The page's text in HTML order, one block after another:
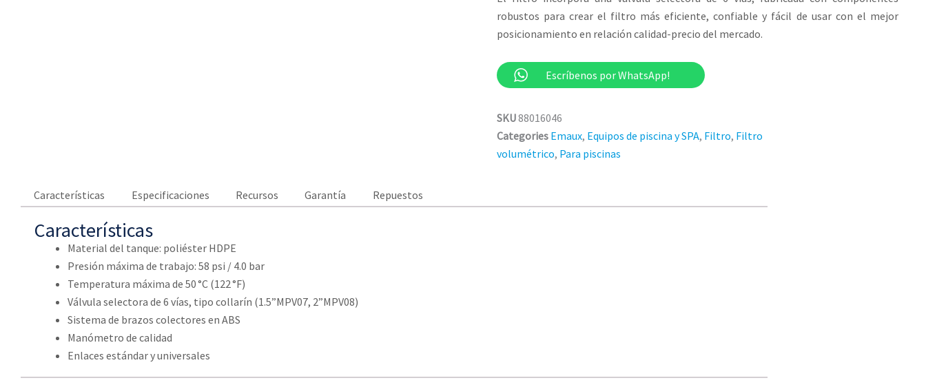
robustos para crear el filtro más eficiente, confiable y fácil de usar con el mejor
posicionamiento en relación calidad-precio del mercado.
Escríbenos por WhatsApp!
SKU88016046
Categories Emaux, Equipos de piscina y SPA, Filtro, Filtro
volumétrico, Para piscinas
Características Especificaciones Recursos Garantía Repuestos
Características
Material del tanque: poliéster HDPE
Presión máxima de trabajo: 58 psi / 4.0 bar
Temperatura máxima de 50 °C (122 °F)
Válvula selectora de 6 vías, tipo collarín (1.5”MPV07, 2”MPV08)
Sistema de brazos colectores en ABS
Manómetro de calidad
Enlaces estándar y universales